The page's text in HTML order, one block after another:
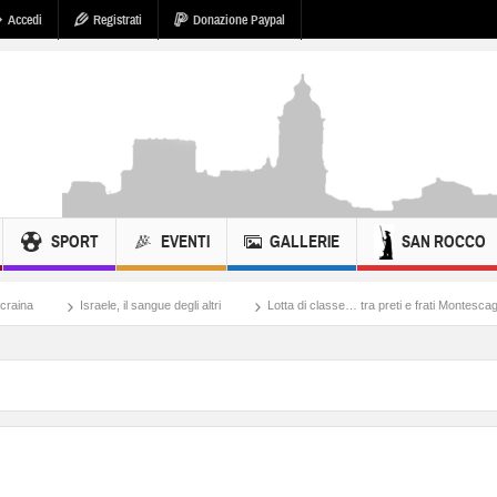
Accedi Registrati Donazione Paypal
SPORT EVENTI GALLERIE SAN ROCCO
il sangue degli altri Lotta di classe… tra preti e frati Montescaglioso